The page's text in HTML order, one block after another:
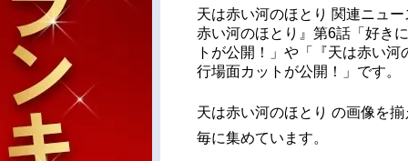
天は赤い河のほとり 関連ニュ
赤い河のほとり』第6話「好き
トが公開！」や「『天は赤い
行場面カットが公開！」です。
天は赤い河のほとり の画像を
毎に集めています。